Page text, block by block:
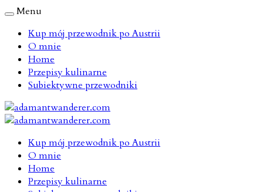
Menu
Kup mój przewodnik po Austrii
O mnie
Home
Przepisy kulinarne
Subiektywne przewodniki
Kup mój przewodnik po Austrii
O mnie
Home
Przepisy kulinarne